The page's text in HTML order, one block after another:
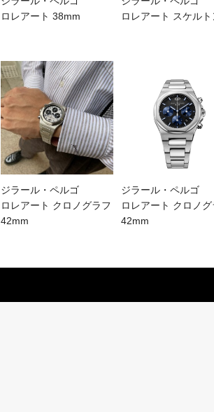
ロレアート 38mm
ロレアート スケルト
ジラール・ペルゴ
ロレアート クロノグラフ
42mm
ジラール・ペルゴ
ロレアート クロノグ
42mm